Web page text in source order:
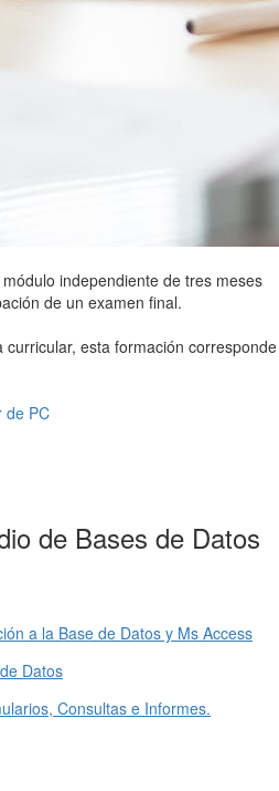
independiente de tres meses
de un examen final.
esta formación corresponde
de PC
de Bases de Datos
a la Base de Datos y Ms Access
Datos
Consultas e Informes.